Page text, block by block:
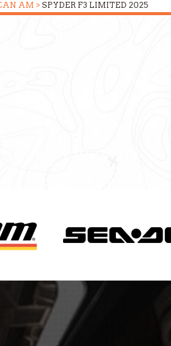
AM > SPYDER F3 LIMITED 2025